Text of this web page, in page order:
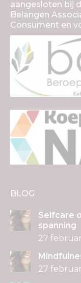
aangesloten bij
Belangen
Consument en
BLOG
Selfcare
spanning
27
27